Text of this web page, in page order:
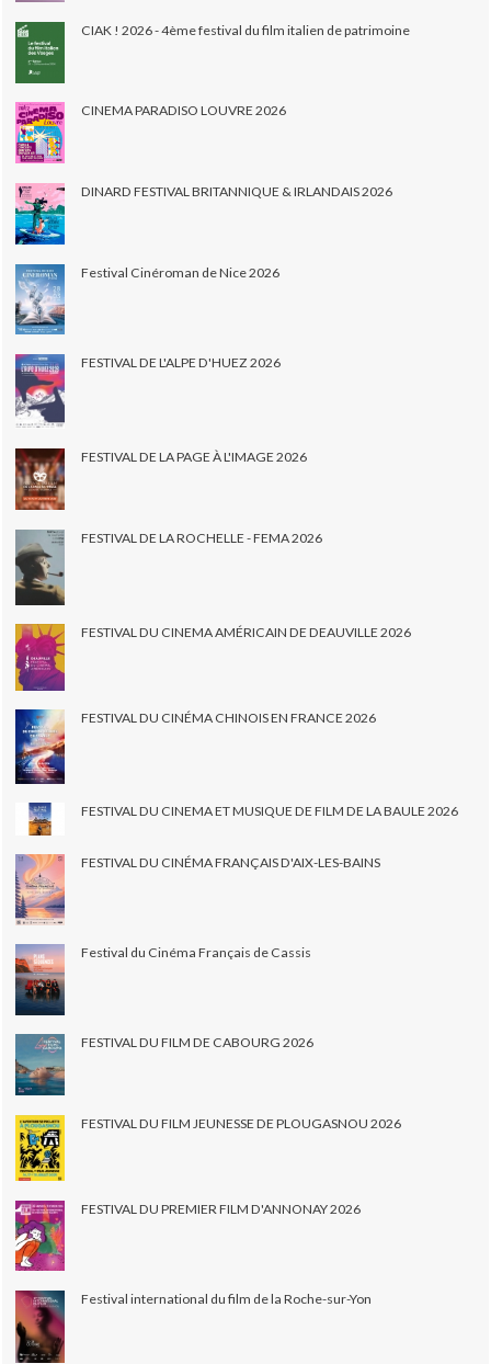
CIAK ! 2026 - 4ème festival du film italien de patrimoine
CINEMA PARADISO LOUVRE 2026
DINARD FESTIVAL BRITANNIQUE & IRLANDAIS 2026
Festival Cinéroman de Nice 2026
FESTIVAL DE L'ALPE D'HUEZ 2026
FESTIVAL DE LA PAGE À L'IMAGE 2026
FESTIVAL DE LA ROCHELLE - FEMA 2026
FESTIVAL DU CINEMA AMÉRICAIN DE DEAUVILLE 2026
FESTIVAL DU CINÉMA CHINOIS EN FRANCE 2026
FESTIVAL DU CINEMA ET MUSIQUE DE FILM DE LA BAULE 2026
FESTIVAL DU CINÉMA FRANÇAIS D'AIX-LES-BAINS
Festival du Cinéma Français de Cassis
FESTIVAL DU FILM DE CABOURG 2026
FESTIVAL DU FILM JEUNESSE DE PLOUGASNOU 2026
FESTIVAL DU PREMIER FILM D'ANNONAY 2026
Festival international du film de la Roche-sur-Yon